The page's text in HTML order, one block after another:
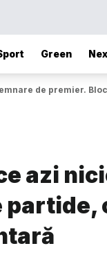
Green
de premier.
azi